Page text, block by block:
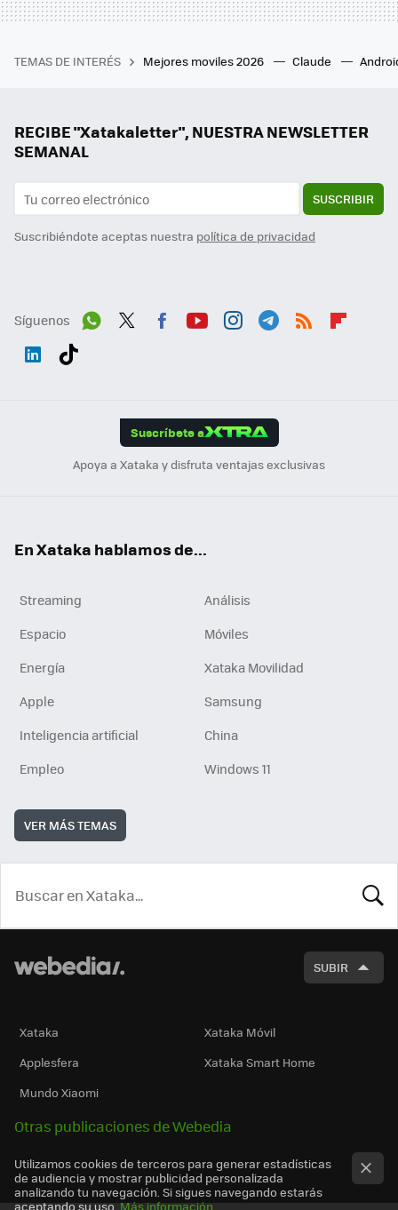
TEMAS DE INTERÉS Mejores moviles 2026 Claude
RECIBE "Xatakaletter", NUESTRA NEWSLETTER
SEMANAL
SUSCRIBIR
Suscribiéndote aceptas nuestra política de privacidad
Síguenos
Suscríbete a
Apoya a Xataka y disfruta ventajas exclusivas
En Xataka hablamos de...
Streaming
Análisis
Espacio
Móviles
Energía
Xataka Movilidad
Apple
Samsung
Inteligencia artificial
China
Empleo
Windows 11
VER MÁS TEMAS
SUBIR
Xataka
Xataka Móvil
Applesfera
Xataka Smart Home
Mundo Xiaomi
Otras publicaciones de Webedia
Utilizamos cookies de terceros para generar estadísticas
de audiencia y mostrar publicidad personalizada
analizando tu navegación. Si sigues navegando estarás
aceptando su uso. Más información